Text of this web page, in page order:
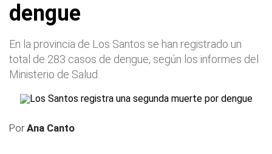
dengue
En la provincia de Los Santos se han registrado un
total de 283 casos de dengue, según los informes del
Ministerio de Salud.
PorAna Canto